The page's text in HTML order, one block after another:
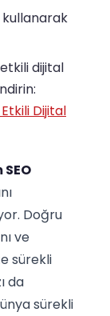
kullanarak
dijital
Dijital
Doğru
ve
sürekli
da
sürekli